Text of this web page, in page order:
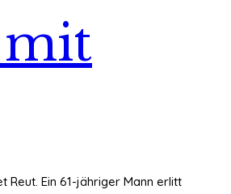
mit
Reut. Ein 61-jähriger Mann erlitt